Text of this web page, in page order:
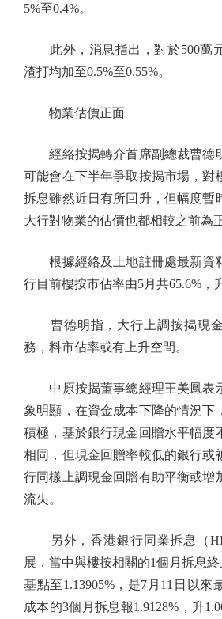
5%至0.4%。
此外，消息指出，對於500萬
渣打均加至0.5%至0.55%。
物業估價正面
經絡按揭轉介首席副總裁曹德
可能會在下半年爭取按揭市場，對
拆息雖然近日有所回升，但幅度暫
大行對物業的估價也都相較之前為
根據經絡及土地註冊處最新資
行目前樓按市佔率由5月共65.6%，
曹德明指，大行上調按揭現金
務，料市佔率或有上升空間。
中原按揭董事總經理王美鳳表
象明顯，在資金成本下降的情況下
積極，基於銀行現金回贈水平幅度
相同，但現金回贈率較低的銀行或
行同樣上調現金回贈有助平衡或增
流失。
另外，香港銀行同業拆息（
展，當中與樓按相關的1個月拆息
基點至1.13905%，是7月11日以來
成本的3個月拆息報1.9128%，升